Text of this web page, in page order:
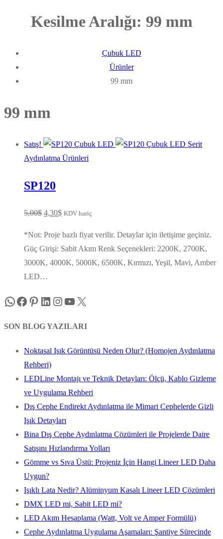
Kesilme Aralığı: 99 mm
Çubuk LED
Ürünler
99 mm
99 mm
Satış!
Aydınlatma Ürünleri
SP120
5,00$ Orijinal
5,00$.
4,30$Şu
fiyat:
4,30$.
KDV hariç
*Not: Proje bazlı fiyat verilir. Detaylar için iletişime geçiniz.
Güç Girişi: Sabit Akım Renk Seçenekleri: 2200K, 2700K,
3000K, 4000K, 5000K, 6500K, Kırmızı, Yeşil, Mavi, Amber
LED…
WhatsApp
Facebook
Pinterest
LinkedIn
Instagram
YouTube
X
SON BLOG YAZILARI
Noktasal Işık Görüntüsü Neden Olur? (Homojen Aydınlatma
Rehberi)
LEDLine Montajı ve Teknik Detayları: Ölçü, Kablo Gizleme
ve Uygulama Rehberi
Dış Cephe Endirekt Aydınlatma ile Mimari Cephelerde Gizli
Işık Detayları
Bina Dış Cephe Aydınlatma Çözümleri ile Projelerde Daire
Satışını Hızlandırma Yolları
Gömme vs Sıva Üstü: Projeniz İçin Hangi Lineer LED Daha
Uygun?
Işıklı Lata Nedir? Alüminyum Kasalı Lineer LED Çözümleri
DMX LED mi, Sabit LED mi?
LED Akım Hesaplama (Watt, Volt ve Amper Formülü)
Cephe Aydınlatma Uygulama Aşamaları: Şantiye Sürecinde